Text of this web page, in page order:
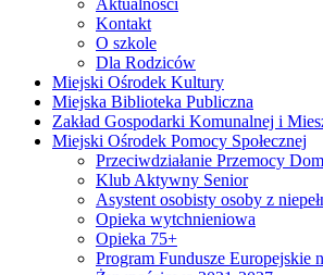
Aktualności
Kontakt
O szkole
Dla Rodziców
Miejski Ośrodek Kultury
Miejska Biblioteka Publiczna
Zakład Gospodarki Komunalnej i
Miejski Ośrodek Pomocy Społecznej
Przeciwdziałanie Przemocy
Klub Aktywny Senior
Asystent osobisty osoby z
Opieka wytchnieniowa
Opieka 75+
Program Fundusze Europejskie